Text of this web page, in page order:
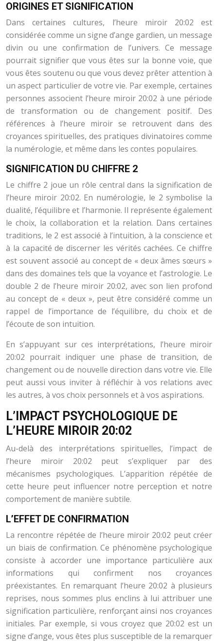
ORIGINES ET SIGNIFICATION
Dans certaines cultures, l’heure miroir 20:02 est
considérée comme un signe d’ange gardien, un message
divin ou une confirmation de l’univers. Ce message
pourrait signifier que vous êtes sur la bonne voie, que
vous êtes soutenu ou que vous devez prêter attention à
un aspect particulier de votre vie. Par exemple, certaines
personnes associent l’heure miroir 20:02 à une période
de transformation ou de changement positif. Des
références à l’heure miroir se retrouvent dans des
croyances spirituelles, des pratiques divinatoires comme
la numérologie, et même dans les contes populaires.
SIGNIFICATION DU CHIFFRE 2
Le chiffre 2 joue un rôle central dans la signification de
l’heure miroir 20:02. En numérologie, le 2 symbolise la
dualité, l’équilibre et l’harmonie. Il représente également
le choix, la collaboration et la relation. Dans certaines
traditions, le 2 est associé à l’intuition, à la conscience et
à la capacité de discerner les vérités cachées. Ce chiffre
est souvent associé au concept de « deux âmes sœurs »
dans des domaines tels que la voyance et l’astrologie. Le
double 2 de l’heure miroir 20:02, avec son lien profond
au concept de « deux », peut être considéré comme un
rappel de l’importance de l’équilibre, du choix et de
l’écoute de son intuition.
En s’appuyant sur ces interprétations, l’heure miroir
20:02 pourrait indiquer une phase de transition, de
changement ou de nouvelle direction dans votre vie. Elle
peut aussi vous inviter à réfléchir à vos relations avec
les autres, à vos choix personnels et à vos aspirations.
L’IMPACT PSYCHOLOGIQUE DE
L’HEURE MIROIR 20:02
Au-delà des interprétations spirituelles, l’impact de
l’heure miroir 20:02 peut s’expliquer par des
mécanismes psychologiques. L’apparition répétée de
cette heure peut influencer notre perception et notre
comportement de manière subtile.
L’EFFET DE CONFIRMATION
La rencontre répétée de l’heure miroir 20:02 peut créer
un biais de confirmation. Ce phénomène psychologique
consiste à accorder une importance particulière aux
informations qui confirment nos croyances
préexistantes. En remarquant l’heure 20:02 à plusieurs
reprises, nous sommes plus enclins à lui attribuer une
signification particulière, renforçant ainsi nos croyances
initiales. Par exemple, si vous croyez que 20:02 est un
signe d’ange, vous êtes plus susceptible de la remarquer